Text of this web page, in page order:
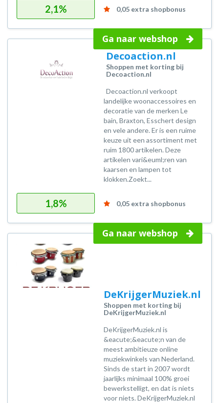
2,1% 0,05 extra shopbonus
Ga naar webshop
Decoaction.nl
Shoppen met korting bij
Decoaction.nl
Decoaction.nl verkoopt
landelijke woonaccessoires en
decoratie van de merken Le
bain, Braxton, Esschert design
en vele andere. Er is een ruime
keuze uit een assortiment met
ruim 1800 artikelen. Deze
artikelen vari&euml;ren van
kaarsen en lampen tot
klokken.Zoekt...
1,8% 0,05 extra shopbonus
Ga naar webshop
DeKrijgerMuziek.nl
Shoppen met korting bij
DeKrijgerMuziek.nl
DeKrijgerMuziek.nl is
&eacute;&eacute;n van de
meest ambitieuze online
muziekwinkels van Nederland.
Sinds de start in 2007 wordt
jaarlijks minimaal 100% groei
bewerkstelligt, en dat is niets
voor niets. DeKrijgerMuziek.nl